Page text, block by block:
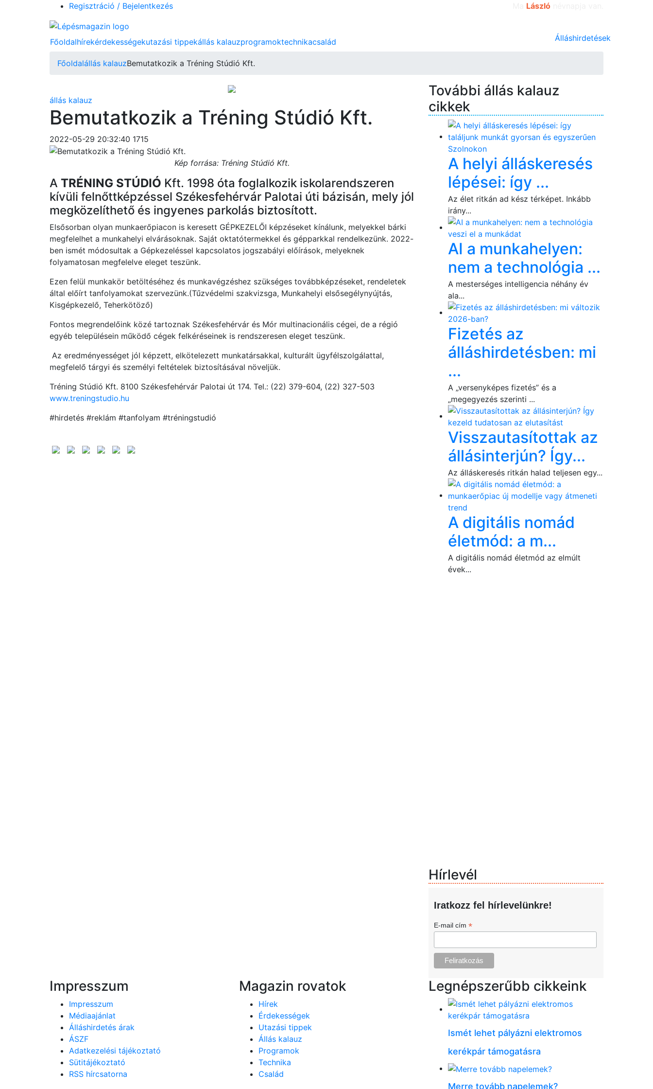
Regisztráció / Bejelentkezés László
Főoldalhírekérdekességekutazási tippekállás kalauzprogramoktechnikacsalád Álláshirdetések
Főoldalállás kalauzBemutatkozik a Tréning Stúdió Kft.
állás kalauz
Bemutatkozik a Tréning Stúdió Kft.
2022-05-29 20:32:40 1715
Kép forrása: Tréning Stúdió Kft.
A TRÉNING STÚDIÓ Kft. 1998 óta foglalkozik iskolarendszeren
kívüli felnőttképzéssel Székesfehérvár Palotai úti bázisán, mely jól
megközelíthető és ingyenes parkolás biztosított.
Elsősorban olyan munkaerőpiacon is keresett GÉPKEZELŐI képzéseket kínálunk, melyekkel bárki
megfelelhet a munkahelyi elvárásoknak. Saját oktatótermekkel és gépparkkal rendelkezünk. 2022-
ben ismét módosultak a Gépkezeléssel kapcsolatos jogszabályi előírások, melyeknek
folyamatosan megfelelve eleget teszünk.
Ezen felül munkakör betöltéséhez és munkavégzéshez szükséges továbbképzéseket, rendeletek
által előírt tanfolyamokat szervezünk.(Tűzvédelmi szakvizsga, Munkahelyi elsősegélynyújtás,
Kisgépkezelő, Teherkötöző)
Fontos megrendelőink közé tartoznak Székesfehérvár és Mór multinacionális cégei, de a régió
egyéb településein működő cégek felkéréseinek is rendszeresen eleget teszünk.
Az eredményességet jól képzett, elkötelezett munkatársakkal, kulturált ügyfélszolgálattal,
megfelelő tárgyi és személyi feltételek biztosításával növeljük.
Tréning Stúdió Kft. 8100 Székesfehérvár Palotai út 174. Tel.: (22) 379-604, (22) 327-503
www.treningstudio.hu
#hirdetés #reklám #tanfolyam #tréningstudió
További állás kalauz
cikkek
A helyi álláskeresés
lépései: így ...
Az élet ritkán ad kész térképet. Inkább
irány...
AI a munkahelyen:
nem a technológia ...
A mesterséges intelligencia néhány év
ala...
Fizetés az
álláshirdetésben: mi
...
A „versenyképes fizetés” és a
„megegyezés szerinti ...
Visszautasítottak az
állásinterjún? Így...
Az álláskeresés ritkán halad teljesen egy...
A digitális nomád
életmód: a m...
A digitális nomád életmód az elmúlt
évek...
Hírlevél
Iratkozz fel hírlevelünkre!
E-mail cím *
Impresszum
Impresszum
Médiaajánlat
Álláshirdetés árak
ÁSZF
Adatkezelési tájékoztató
Sütitájékoztató
RSS hírcsatorna
Magazin rovatok
Hírek
Érdekességek
Utazási tippek
Állás kalauz
Programok
Technika
Család
Legnépszerűbb cikkeink
Ismét lehet pályázni elektromos
kerékpár támogatásra
Merre tovább napelemek?